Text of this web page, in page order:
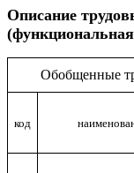
Описание
Обобщенные
код